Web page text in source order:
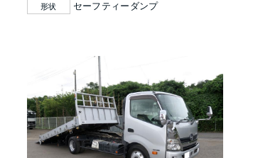
形状 セーフティーダンプ